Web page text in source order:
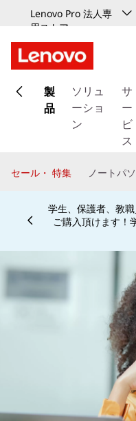
Lenovo Pro 法人専
用ストア
イ
ン
プ
る
製
品
ソリュ
ーショ
ン
サ
ー
ビ
ス
セール・ 特集 ノートパ
学生、保護者、教
ご購入頂けます！